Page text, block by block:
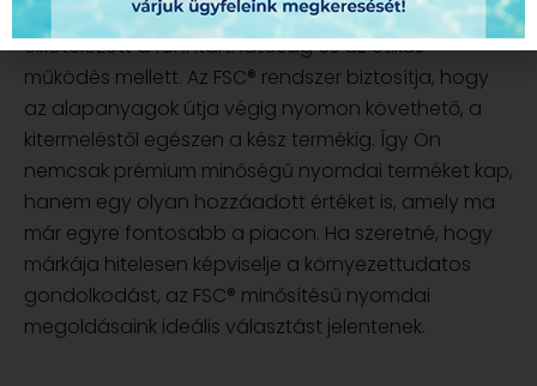
erős üzenetet közvetít az Ön ügyfelei felé is: cége
elkötelezett a fenntarthatóság és az etikus
működés mellett. Az FSC® rendszer biztosítja, hogy
az alapanyagok útja végig nyomon követhető, a
kitermeléstől egészen a kész termékig. Így Ön
nemcsak prémium minőségű nyomdai terméket kap,
hanem egy olyan hozzáadott értéket is, amely ma
már egyre fontosabb a piacon. Ha szeretné, hogy
márkája hitelesen képviselje a környezettudatos
gondolkodást, az FSC® minősítésű nyomdai
megoldásaink ideális választást jelentenek.